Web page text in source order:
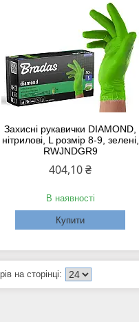
Захисні рукавички DIAMOND,
нітрилові, L розмір 8-9, зелені,
RWJNDGR9
404,10 ₴
В наявності
Купити